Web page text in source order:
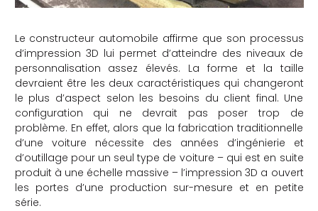
Le constructeur automobile affirme que son processus
d’impression 3D lui permet d’atteindre des niveaux de
personnalisation assez élevés. La forme et la taille
devraient être les deux caractéristiques qui changeront
le plus d’aspect selon les besoins du client final. Une
configuration qui ne devrait pas poser trop de
problème. En effet, alors que la fabrication traditionnelle
d’une voiture nécessite des années d’ingénierie et
d’outillage pour un seul type de voiture – qui est en suite
produit à une échelle massive – l’impression 3D a ouvert
les portes d’une production sur-mesure et en petite
série.